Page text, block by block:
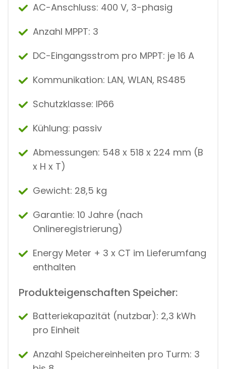
AC-Anschluss: 400 V, 3-phasig
Anzahl MPPT: 3
DC-Eingangsstrom pro MPPT: je 16 A
Kommunikation: LAN, WLAN, RS485
Schutzklasse: IP66
Kühlung: passiv
Abmessungen: 548 x 518 x 224 mm (B
x H x T)
Gewicht: 28,5 kg
Garantie: 10 Jahre (nach
Onlineregistrierung)
Energy Meter + 3 x CT im Lieferumfang
enthalten
Produkteigenschaften Speicher:
Batteriekapazität (nutzbar): 2,3 kWh
pro Einheit
Anzahl Speichereinheiten pro Turm: 3